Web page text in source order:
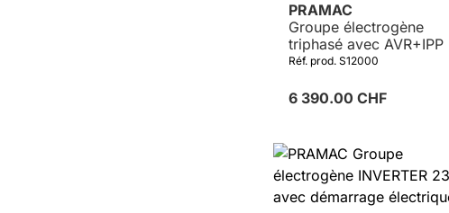
PRAMAC
Groupe électrogène
triphasé avec AVR+IPP
Réf. prod. S12000
6 390.00 CHF